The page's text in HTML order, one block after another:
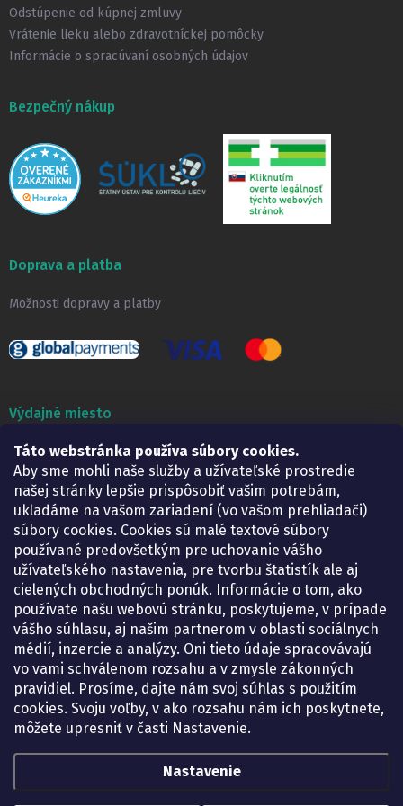
Táto webstránka používa súbory cookies.
Aby sme mohli naše služby a užívateľské prostredie
našej stránky lepšie prispôsobiť vašim potrebám,
ukladáme na vašom zariadení (vo vašom prehliadači)
súbory cookies. Cookies sú malé textové súbory
používané predovšetkým pre uchovanie vášho
užívateľského nastavenia, pre tvorbu štatistík ale aj
cielených obchodných ponúk. Informácie o tom, ako
používate našu webovú stránku, poskytujeme, v prípade
vášho súhlasu, aj našim partnerom v oblasti sociálnych
médií, inzercie a analýzy. Oni tieto údaje spracovávajú
vo vami schválenom rozsahu a v zmysle zákonných
pravidiel. Prosíme, dajte nám svoj súhlas s použitím
cookies. Svoju voľby, v ako rozsahu nám ich poskytnete,
môžete upresniť v časti Nastavenie.
Nastavenie
Odstúpenie od kúpnej zmluvy
Vrátenie lieku alebo zdravotníckej pomôcky
Informácie o spracúvaní osobných údajov
Bezpečný nákup
Doprava a platba
Možnosti dopravy a platby
Výdajné miesto
Lekáreň ADONAI
Košice – Smetanova 2
Pondelok:
07.30 – 15.30 h.
Utorok:
07.30 – 16.00 h.
Streda:
07.30 – 16.00 h.
Štvrtok:
07.30 – 15.30 h.
Piatok:
07.30 – 15.30 h.
KONTAKT
eshop@lekarenadonai.sk
+421 948 203 203
Nájdete nás na Facebooku.
lekarenadonai/